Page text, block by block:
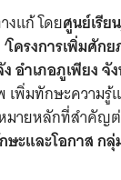
แก้ โดยศูนย์เรีย
‘โครงการเพิ่มศั
อำเภอภูเพียง จั
พิ่มทักษะความรู้
มายหลักที่สำคั
ะและโอกาส ก